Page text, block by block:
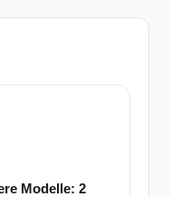
Modelle: 2